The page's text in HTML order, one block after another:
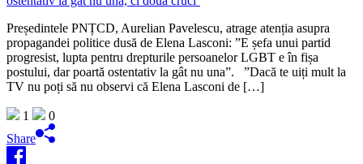
Președintele PNȚCD, Aurelian Pavelescu, atrage atenția asupra
propagandei politice dusă de Elena Lasconi: ”E șefa unui partid
progresist, lupta pentru drepturile persoanelor LGBT e în fișa
postului, dar poartă ostentativ la gât nu una”. ”Dacă te uiți mult la
TV nu poți să nu observi că Elena Lasconi de […]
1
0
Share